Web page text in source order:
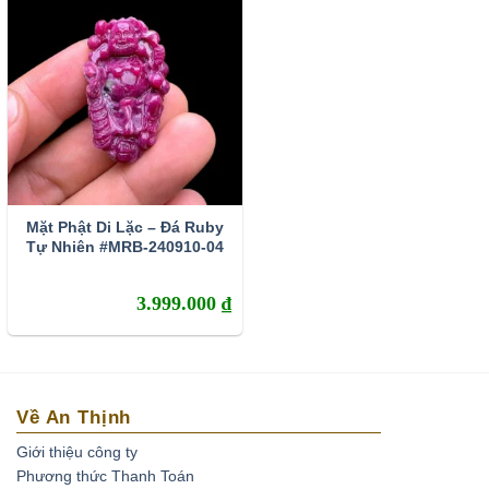
Những viênruby huyết bồ câu
Tính chất vật lý
Đá Ruby có độ cứng cao đạt 9/10 điểm trên thang độ cứng
Mohs ngang ngửa với sapphire , chúng chỉ kém kim
cương và moissanit.
Ruby sao: Loại đá xuất hiện ngôi sao 6 cánh ở bề mặt
-Về mặt xử lý, đá Ruby lại được chia thành các loại
sau:
Ruby tự nhiên hoàn toàn (hay còn gọi là ruby sống)
Mặt Phật Di Lặc – Đá Ruby
Tự Nhiên #MRB-240910-04
3.999.000 ₫
Về An Thịnh
Giới thiệu công ty
Phương thức Thanh Toán